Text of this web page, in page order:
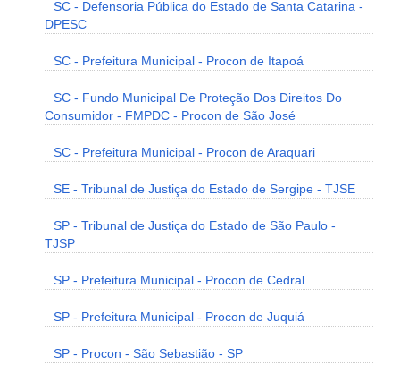
SC - Defensoria Pública do Estado de Santa Catarina -
DPESC
SC - Prefeitura Municipal - Procon de Itapoá
SC - Fundo Municipal De Proteção Dos Direitos Do
Consumidor - FMPDC - Procon de São José
SC - Prefeitura Municipal - Procon de Araquari
SE - Tribunal de Justiça do Estado de Sergipe - TJSE
SP - Tribunal de Justiça do Estado de São Paulo -
TJSP
SP - Prefeitura Municipal - Procon de Cedral
SP - Prefeitura Municipal - Procon de Juquiá
SP - Procon - São Sebastião - SP